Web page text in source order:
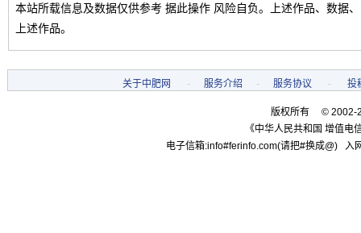
本站所载信息及数据仅供参考 据此操作 风险自负。上述作品、数据
上述作品。
关于中肥网 - 服务介绍 - 服务协议 - 投
版权所有 © 2002-
《中华人民共和国 增值电
电子信箱:info#ferinfo.com(请把#换成@)